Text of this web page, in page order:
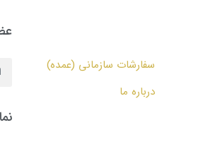
سفارشات سازمانی (عمده)
درباره ما